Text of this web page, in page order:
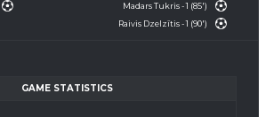
Madars Tukris - 1 (85')
Raivis Dzelzītis - 1 (90')
GAME STATISTICS